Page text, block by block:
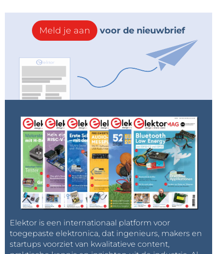
Meld je aan voor de nieuwbrief
Elektor is een internationaal platform voor
toegepaste elektronica, dat ingenieurs, makers en
startups voorziet van kwalitatieve content,